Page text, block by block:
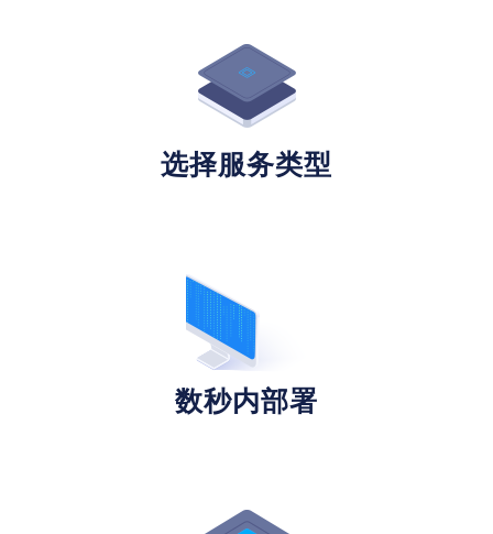
选择服务类型
数秒内部署